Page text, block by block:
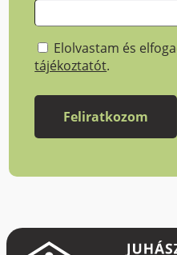
Elolvastam és
tájékoztatót.